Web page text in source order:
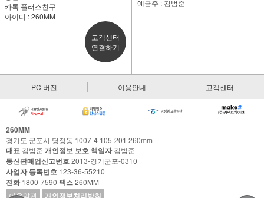
카톡 플러스친구
아이디 : 260MM
고객센터
연결하기
예금주 : 김범준
PC 버전 이용안내 고객센터
260MM
경기도 군포시 당정동 1007-4 105-201 260mm
대표 김범준 개인정보 보호 책임자김범준
통신판매업신고번호2013-경기군포-0310
사업자 등록번호 123-36-55210
전화1800-7590 팩스260MM
이용약관
개인정보처리방침